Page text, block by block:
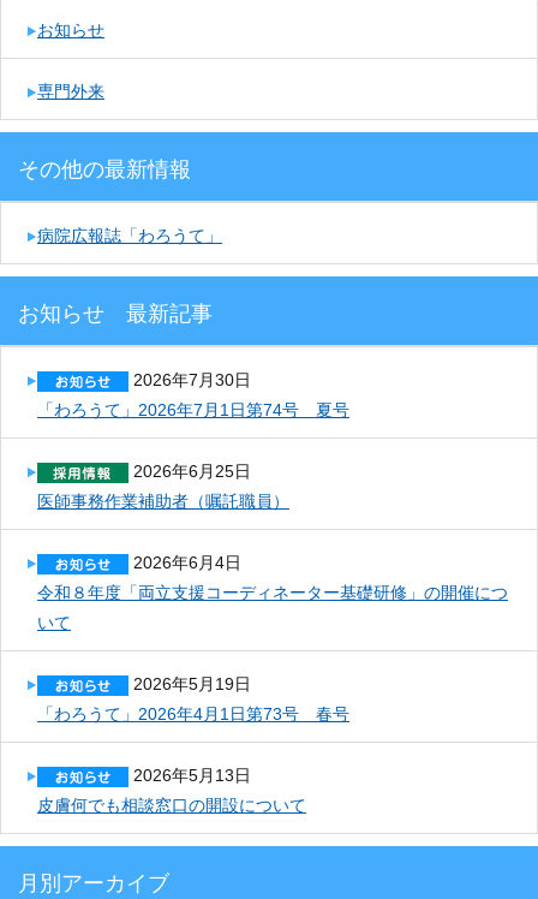
お知らせ
専門外来
その他の最新情報
病院広報誌「わろうて」
お知らせ 最新記事
2026年7月30日
「わろうて」2026年7月1日第74号 夏号
2026年6月25日
医師事務作業補助者（嘱託職員）
2026年6月4日
令和８年度「両立支援コーディネーター基礎研修」の開催につ
いて
2026年5月19日
「わろうて」2026年4月1日第73号 春号
2026年5月13日
皮膚何でも相談窓口の開設について
月別アーカイブ